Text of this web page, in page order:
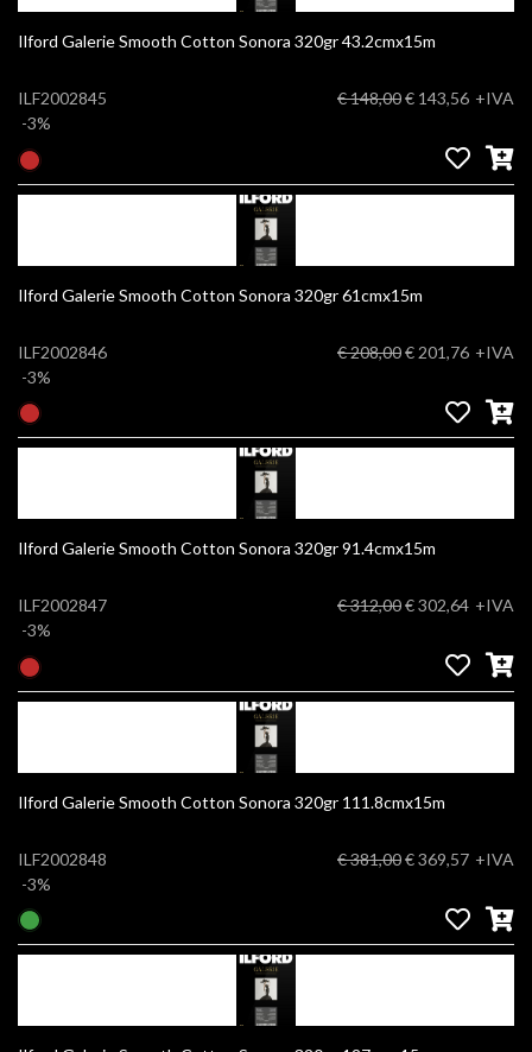
Ilford Galerie Smooth Cotton Sonora 320gr 43.2cmx15m
ILF2002845
-3%
€ 148,00€ 143,56 +IVA
Ilford Galerie Smooth Cotton Sonora 320gr 61cmx15m
ILF2002846
-3%
€ 208,00€ 201,76 +IVA
Ilford Galerie Smooth Cotton Sonora 320gr 91.4cmx15m
ILF2002847
-3%
€ 312,00€ 302,64 +IVA
Ilford Galerie Smooth Cotton Sonora 320gr 111.8cmx15m
ILF2002848
-3%
€ 381,00€ 369,57 +IVA